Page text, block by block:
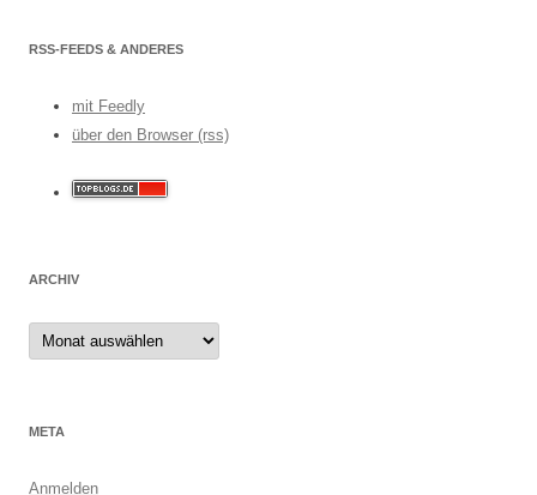
RSS-FEEDS & ANDERES
mit Feedly
über den Browser (rss)
ARCHIV
Archiv
META
Anmelden